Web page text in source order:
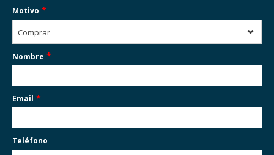
Motivo *
Comprar
Nombre *
Email *
Teléfono